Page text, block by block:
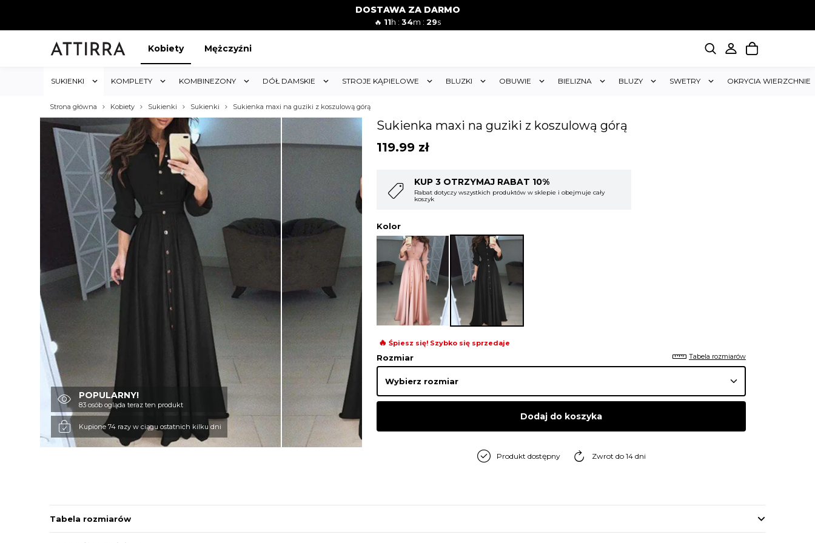
DOSTAWA ZA DARMO
🔥 11h : 34m : 26s
Kobiety Mężczyźni
SUKIENKI KOMPLETY KOMBINEZONY DÓŁ DAMSKIE STROJE KĄPIELOWE BLUZKI OBUWIE BIELIZNA BLUZY SWETRY OKRYCIA WIERZCHNIE
Strona główna Kobiety Sukienki Sukienki Sukienka maxi na guziki z koszulową górą
POPULARNY!
83 osób ogląda teraz ten produkt
Kupione 74 razy w ciągu ostatnich kilku dni
Sukienka maxi na guziki z koszulową górą
119.99 zł
w sklepie i obejmuje cały
KUP 3 OTRZYMAJ RABAT 10%
Rabat dotyczy wszystkich produktów w sklepie i obejmuje cały
KUP 4 OTRZYMAJ RABAT 15%
Rabat dotyczy wszystkich produktów w sklepie i obejmuje cały
koszyk
Kolor
🔥 Śpiesz się! Szybko się sprzedaje
Rozmiar Tabela rozmiarów
Dodaj do koszyka
Produkt dostępny Zwrot do 14 dni
Tabela rozmiarów